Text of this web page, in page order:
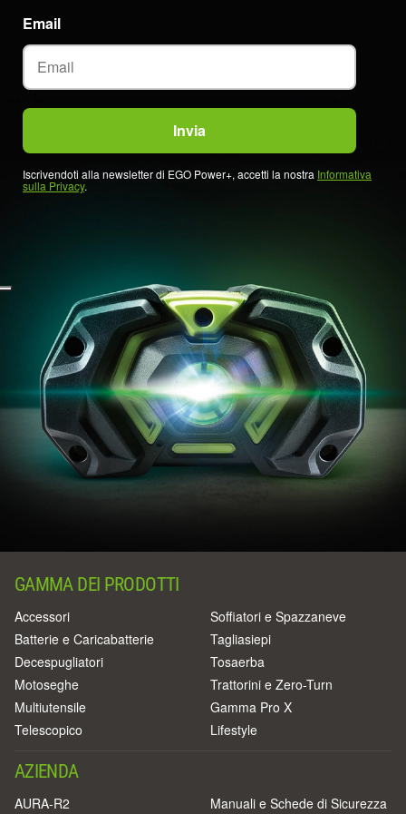
Email
Iscrivendoti alla newsletter di EGO Power+, accetti la nostra Informativa
sulla Privacy.
GAMMA DEI PRODOTTI
Accessori
Batterie e Caricabatterie
Decespugliatori
Motoseghe
Multiutensile
Telescopico
Soffiatori e Spazzaneve
Tagliasiepi
Tosaerba
Trattorini e Zero-Turn
Gamma Pro X
Lifestyle
AZIENDA
AURA-R2 Manuali e Schede di Sicurezza